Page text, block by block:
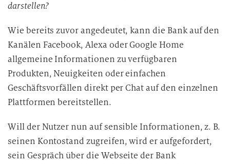
darstellen?
Wie bereits zuvor angedeutet, kann die Bank auf den
Kanälen Facebook, Alexa oder Google Home
allgemeine Informationen zu verfügbaren
Produkten, Neuigkeiten oder einfachen
Geschäftsvorfällen direkt per Chat auf den einzelnen
Plattformen bereitstellen.
Will der Nutzer nun auf sensible Informationen, z. B.
seinen Kontostand zugreifen, wird er aufgefordert,
sein Gespräch über die Webseite der Bank